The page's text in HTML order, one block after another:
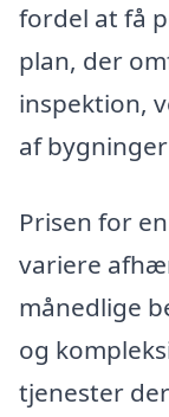
fordel at få
plan, der
inspektion,
af
Prisen for
variere
månedlige
og
tjenester